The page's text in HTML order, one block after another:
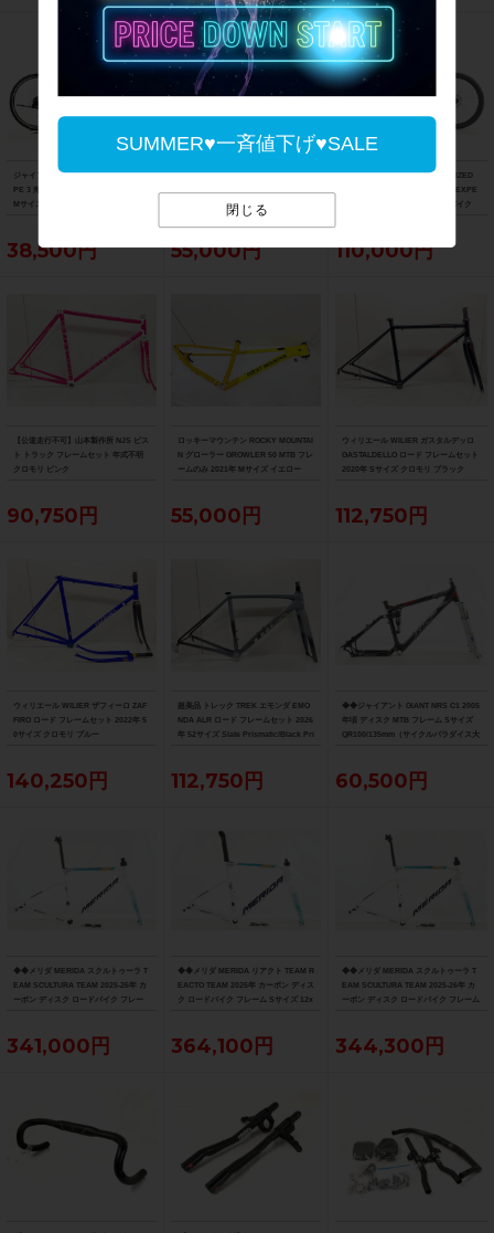
SUMMER♥一斉値下げ♥SALE
閉じる
ジャイアント GIANT エスケープ ESCA
PE 3 海外モデル 2021年 クロスバイク
Mサイズ グロスコールドアイアン サイ
38,500円
◆◆ジェイミス JAMIS コーダ CODA
ク 17サイズ SHIMANO 3x8速（サイク
ルパラダイス大阪より配送）
55,000円
◆◆スペシャライズド SPECIALIZED
ロックホッパー ROCKHOPPER EXPE
RT 29 2022 アルミ マウンテンバイク
送）
110,000円
【公道走行不可】山本製作所 NJS ピス
ト トラック フレームセット 年式不明
クロモリ ピンク
90,750円
ロッキーマウンテン ROCKY MOUNTAI
N グローラー GROWLER 50 MTB フレ
ームのみ 2021年 Mサイズ イエロー
55,000円
ウィリエール WILIER ガスタルデッロ
GASTALDELLO ロード フレームセット
2020年 Sサイズ クロモリ ブラック
112,750円
ウィリエール WILIER ザフィーロ ZAF
FIRO ロード フレームセット 2022年 5
0サイズ クロモリ ブルー
140,250円
超美品 トレック TREK エモンダ EMO
NDA ALR ロード フレームセット 2026
年 52サイズ Slate Prismatic/Black Pri
112,750円
◆◆ジャイアント GIANT NRS C1 2005
年頃 ディスク MTB フレーム Sサイズ
QR100/135mm（サイクルパラダイス大
60,500円
◆◆メリダ MERIDA スクルトゥーラ T
EAM SCULTURA TEAM 2025-26年 カ
ーボン ディスク ロードバイク フレー
341,000円
◆◆メリダ MERIDA リアクト TEAM R
EACTO TEAM 2025年 カーボン ディス
ク ロードバイク フレーム Sサイズ 12x
364,100円
◆◆メリダ MERIDA スクルトゥーラ T
EAM SCULTURA TEAM 2025-26年 カ
ーボン ディスク ロードバイク フレーム
344,300円